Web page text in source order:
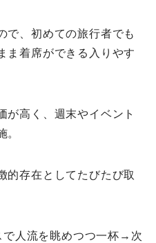
で、初めての旅行者でも
着席ができる入りやす
が高く、週末やイベント
。
的存在としてたびたび取
人流を眺めつつ一杯→次